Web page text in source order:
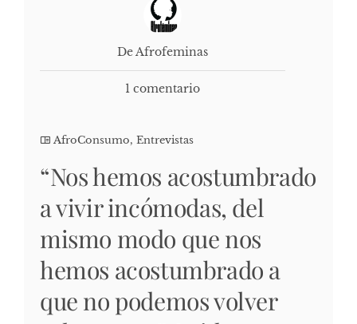
De Afrofeminas
1 comentario
AfroConsumo, Entrevistas
“Nos hemos acostumbrado
a vivir incómodas, del
mismo modo que nos
hemos acostumbrado a
que no podemos volver